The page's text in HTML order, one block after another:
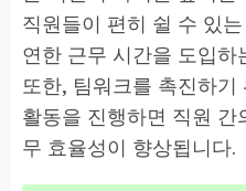
직원들이 편히 쉴 수 있
연한 근무 시간을 도입
또한, 팀워크를 촉진하
활동을 진행하면 직원
무 효율성이 향상됩니다.